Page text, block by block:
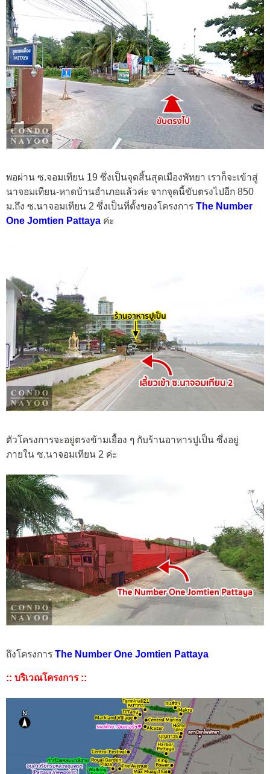
พอผ่าน ซ.จอมเทียน 19 ซึ่งเป็นจุดสิ้นสุดเมืองพัทยา เราก็จะเข้าสู่
นาจอมเทียน-หาดบ้านอำเภอแล้วค่ะ จากจุดนี้ขับตรงไปอีก 850
ม.ถึง ซ.นาจอมเทียน 2 ซึ่งเป็นที่ตั้งของโครงการ The Number
One Jomtien Pattaya ค่ะ
ตัวโครงการจะอยู่ตรงข้ามเยื้อง ๆ กับร้านอาหารปูเป็น ซึ่งอยู่
ภายใน ซ.นาจอมเทียน 2 ค่ะ
ถึงโครงการ The Number One Jomtien Pattaya
:: บริเวณโครงการ ::